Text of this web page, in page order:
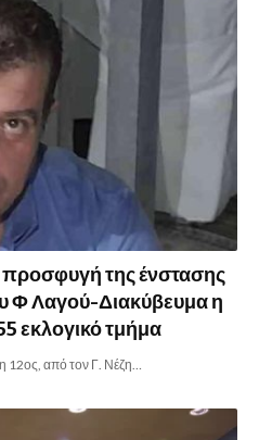
προσφυγή της ένστασης
Φ Λαγού-Διακύβευμα η
εκλογικό τμήμα
12ος, από τον Γ. Νέζη…